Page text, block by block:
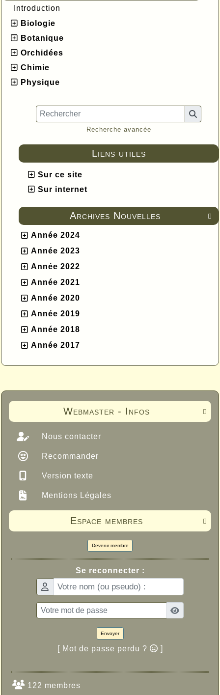
Introduction
Biologie
Botanique
Orchidées
Chimie
Physique
Recherche avancée
Liens utiles
Sur ce site
Sur internet

Archives Nouvelles
Année 2024
Année 2023
Année 2022
Année 2021
Année 2020
Année 2019
Année 2018
Année 2017

Webmaster - Infos
Nous contacter
Recommander
Version texte
Mentions Légales

Espace membres
Devenir membre
Se reconnecter :
Envoyer
[ Mot de passe perdu ? ]
122 membres